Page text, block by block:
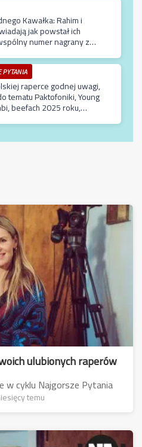
Kawałka: Rahim i
jak powstał ich
numer nagrany z
PYTANIA
raperce godnej uwagi,
tematu Paktofoniki, Young
beefach 2025 roku,
ulubionych raperów
w cyklu Najgorsze Pytania
temu